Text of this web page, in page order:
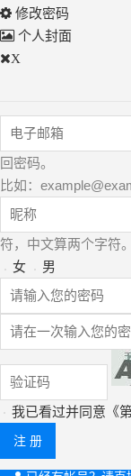
修改密码
个人封面
X
回密码。
比如：
符，中文算两个字符。
女
男
我已看过并同意《
注 册